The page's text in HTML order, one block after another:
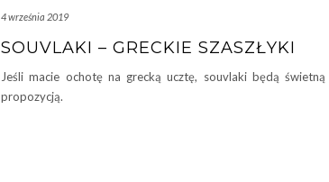
4 września 2019
SOUVLAKI – GRECKIE SZASZŁYKI
Jeśli macie ochotę na grecką ucztę, souvlaki będą świetną
propozycją.